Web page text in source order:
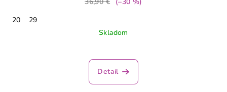
20
29
Skladom
Detail